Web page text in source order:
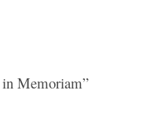
in Memoriam”